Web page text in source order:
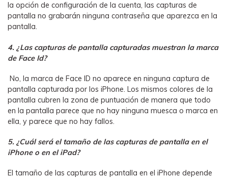
la opción de configuración de la cuenta, las capturas de
pantalla no grabarán ninguna contraseña que aparezca en la
pantalla.
4. ¿Las capturas de pantalla capturadas muestran la marca
de Face Id?
No, la marca de Face ID no aparece en ninguna captura de
pantalla capturada por los iPhone. Los mismos colores de la
pantalla cubren la zona de puntuación de manera que todo
en la pantalla parece que no hay ninguna muesca o marca en
ella, y parece que no hay fallos.
5. ¿Cuál será el tamaño de las capturas de pantalla en el
iPhone o en el iPad?
El tamaño de las capturas de pantalla en el iPhone depende